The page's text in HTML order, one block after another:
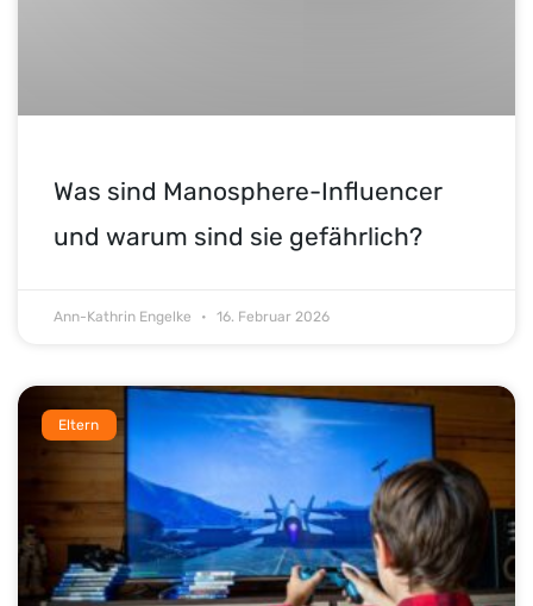
Was sind Manosphere-Influencer
und warum sind sie gefährlich?
Ann-Kathrin Engelke 16. Februar 2026
Eltern